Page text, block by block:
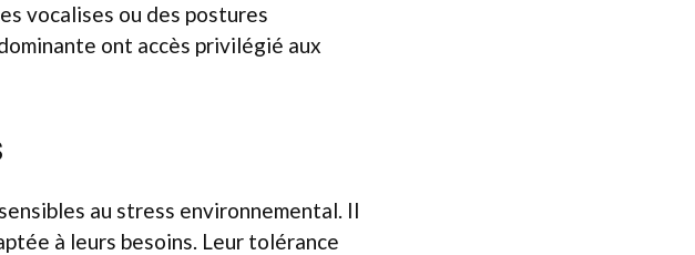
vocalises ou des postures
ont accès privilégié aux
au stress environnemental. Il
à leurs besoins. Leur tolérance